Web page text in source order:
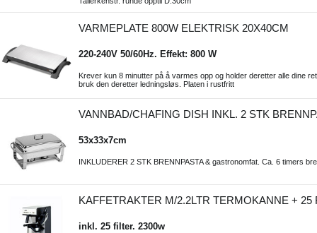
VARMEPLATE 800W ELEKTRISK 20X40CM
220-240V 50/60Hz. Effekt: 800 W
Krever kun 8 minutter på å varmes opp og holder deretter alle dine
bruk den deretter ledningsløs. Platen i rustfritt
VANNBAD/CHAFING DISH INKL. 2 STK
53x33x7cm
INKLUDERER 2 STK BRENNPASTA & gastronomfat. Ca. 6 timers
KAFFETRAKTER M/2.2LTR TERMOKANNE + 25
inkl. 25 filter. 2300w